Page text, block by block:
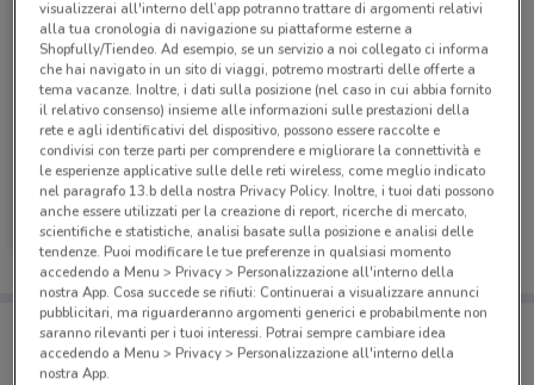
Bricofer
Scade il 31/08 5.4 km
Porta DoveConviene sempre con te!
Puoi trovare le migliori offerte dei negozi vicino a te,
salvarle e creare la tua lista del risparmio, comodamente
visualizzerai all'interno dell’app potranno trattare di argomenti relativi
alla tua cronologia di navigazione su piattaforme esterne a
Shopfully/Tiendeo. Ad esempio, se un servizio a noi collegato ci informa
che hai navigato in un sito di viaggi, potremo mostrarti delle offerte a
tema vacanze. Inoltre, i dati sulla posizione (nel caso in cui abbia fornito
il relativo consenso) insieme alle informazioni sulle prestazioni della
rete e agli identificativi del dispositivo, possono essere raccolte e
condivisi con terze parti per comprendere e migliorare la connettività e
le esperienze applicative sulle delle reti wireless, come meglio indicato
nel paragrafo 13.b della nostra Privacy Policy. Inoltre, i tuoi dati possono
anche essere utilizzati per la creazione di report, ricerche di mercato,
scientifiche e statistiche, analisi basate sulla posizione e analisi delle
tendenze. Puoi modificare le tue preferenze in qualsiasi momento
accedendo a Menu > Privacy > Personalizzazione all'interno della
nostra App. Cosa succede se rifiuti: Continuerai a visualizzare annunci
pubblicitari, ma riguarderanno argomenti generici e probabilmente non
saranno rilevanti per i tuoi interessi. Potrai sempre cambiare idea
accedendo a Menu > Privacy > Personalizzazione all'interno della
nostra App.